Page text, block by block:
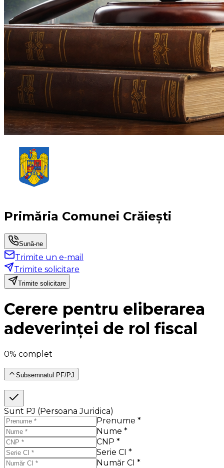
Primăria Comunei Crăiești
Sună-ne
Trimite un e-mail
Trimite solicitare
Trimite solicitare
Cerere pentru eliberarea
adeverinței de rol fiscal
0% complet
Subsemnatul PF/PJ
Sunt PJ (Persoana Juridica)
Prenume *
Nume *
CNP *
Serie CI *
Număr CI *